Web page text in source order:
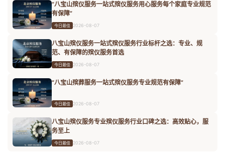
“八宝山殡仪服务一站式殡仪服务用心服务每个家庭专业规范
有保障”
今日最佳 2026-08-07
八宝山殡仪服务一站式殡仪服务行业标杆之选：专业、规
范、有保障的殡仪服务首选
今日最佳 2026-08-07
“八宝山殡葬服务一站式殡仪服务专业规范有保障”
今日最佳 2026-08-07
八宝山殡仪服务专业殡仪服务行业口碑之选：高效贴心，服
务至上
今日最佳 2026-08-07